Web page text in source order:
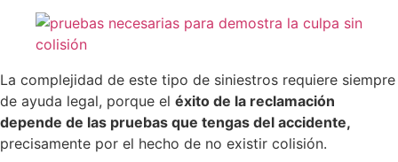
La complejidad de este tipo de siniestros requiere siempre
de ayuda legal, porque el éxito de la reclamación
depende de las pruebas que tengas del accidente,
precisamente por el hecho de no existir colisión.